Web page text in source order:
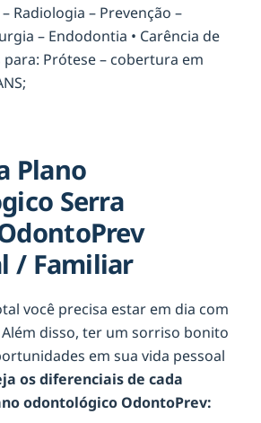
Radiologia – Prevenção –
– Endodontia • Carência de
para: Prótese – cobertura em
Plano
Serra
/ Familiar
você precisa estar em dia com
disso, ter um sorriso bonito
em sua vida pessoal
os diferenciais de cada
odontológico OdontoPrev: